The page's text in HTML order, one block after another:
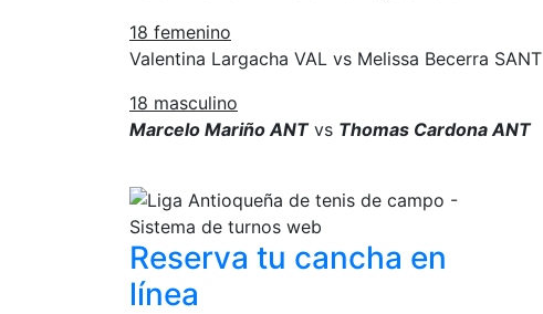
18 femenino
Valentina Largacha VAL vs Melissa Becerra SANT
18 masculino
Marcelo Mariño ANTvs Thomas Cardona ANT
Reserva tu cancha en
línea